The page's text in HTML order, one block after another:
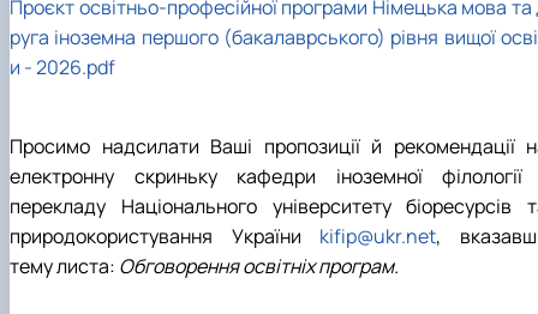
Проєкт освітньо-професійної програми Німецька мова та
руга іноземна першого (бакалаврського) рівня вищої
и - 2026.pdf
Просимо надсилати Ваші пропозиції й рекомендації
електронну скриньку кафедри іноземної філології
перекладу Національного університету біоресурсів
природокористування України kifip@ukr.net,
тему листа: Обговорення освітніх програм.